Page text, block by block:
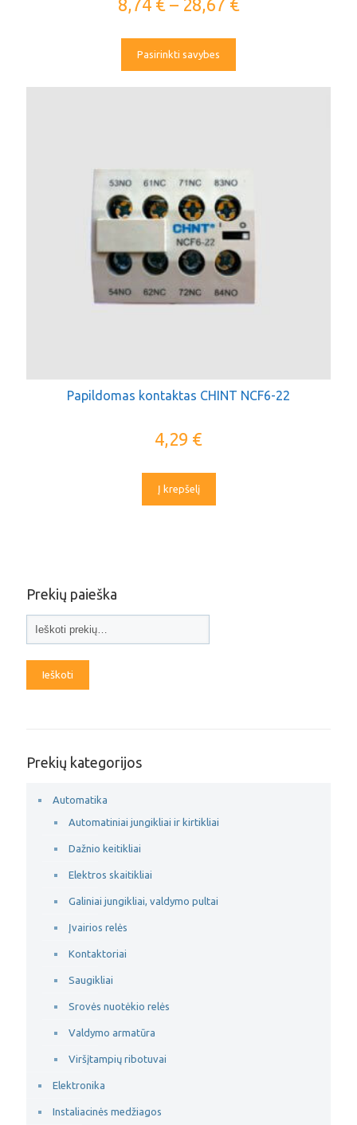
8,74 €– 28,67 €
Pasirinkti savybes
Papildomas kontaktas CHINT NCF6-22
4,29 €
Į krepšelį
Prekių paieška
Ieškoti
Prekių kategorijos
Automatika
Automatiniai jungikliai ir kirtikliai
Dažnio keitikliai
Elektros skaitikliai
Galiniai jungikliai, valdymo pultai
Įvairios relės
Kontaktoriai
Saugikliai
Srovės nuotėkio relės
Valdymo armatūra
Viršįtampių ribotuvai
Elektronika
Instaliacinės medžiagos